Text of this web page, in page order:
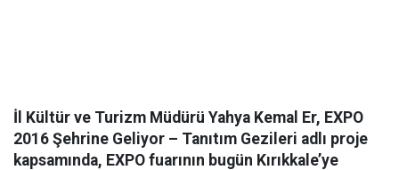
İl Kültür ve Turizm Müdürü Yahya Kemal Er, EXPO
2016 Şehrine Geliyor – Tanıtım Gezileri adlı proje
kapsamında, EXPO fuarının bugün Kırıkkale’ye